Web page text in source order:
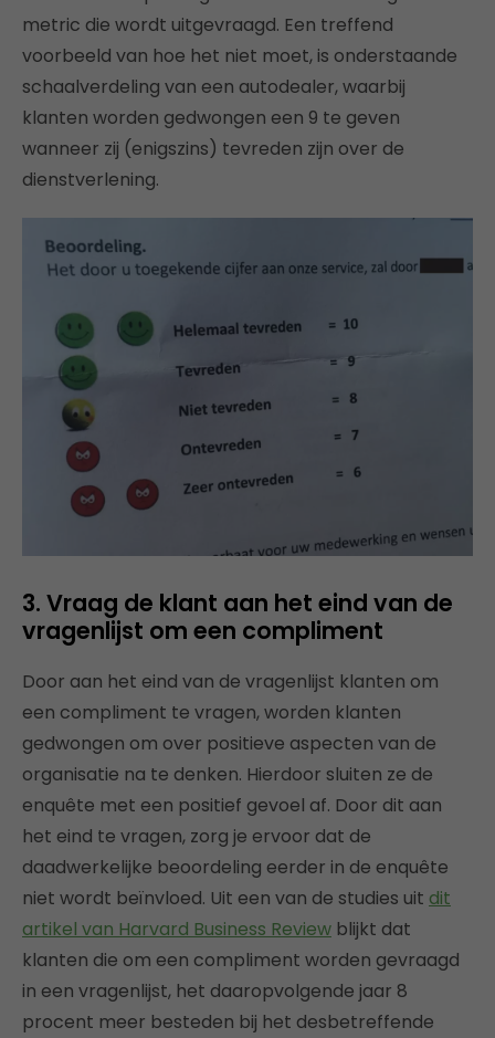
metric die wordt uitgevraagd. Een treffend
voorbeeld van hoe het niet moet, is onderstaande
schaalverdeling van een autodealer, waarbij
klanten worden gedwongen een 9 te geven
wanneer zij (enigszins) tevreden zijn over de
dienstverlening.
3. Vraag de klant aan het eind van de
vragenlijst om een compliment
Door aan het eind van de vragenlijst klanten om
een compliment te vragen, worden klanten
gedwongen om over positieve aspecten van de
organisatie na te denken. Hierdoor sluiten ze de
enquête met een positief gevoel af. Door dit aan
het eind te vragen, zorg je ervoor dat de
daadwerkelijke beoordeling eerder in de enquête
niet wordt beïnvloed. Uit een van de studies uit dit
artikel van Harvard Business Review blijkt dat
klanten die om een compliment worden gevraagd
in een vragenlijst, het daaropvolgende jaar 8
procent meer besteden bij het desbetreffende